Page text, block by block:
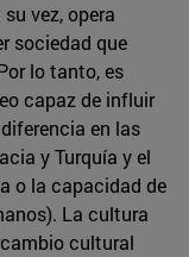
vez, opera
sociedad que
lo tanto, es
capaz de influir
en las
y Turquía y el
o la capacidad de
La cultura
cultural